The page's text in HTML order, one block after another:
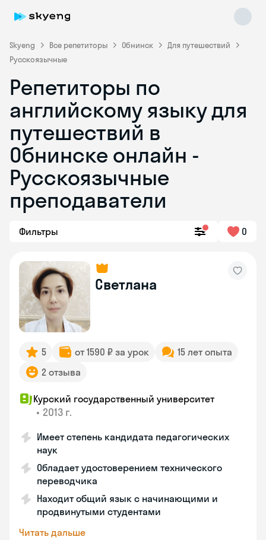
Skyeng Все репетиторы Обнинск
Для путешествий
Русскоязычные
Репетиторы по
английскому языку для
путешествий в
Обнинске онлайн -
Русскоязычные
преподаватели
Фильтры 0
Светлана
5 от 1590 ₽ за урок
15 лет опыта
2 отзыва
Курский государственный университет
• 2013 г.
Имеет степень кандидата педагогических
наук
Обладает удостоверением технического
переводчика
Находит общий язык с начинающими и
продвинутыми студентами
Читать дальше
Skyeng Chat